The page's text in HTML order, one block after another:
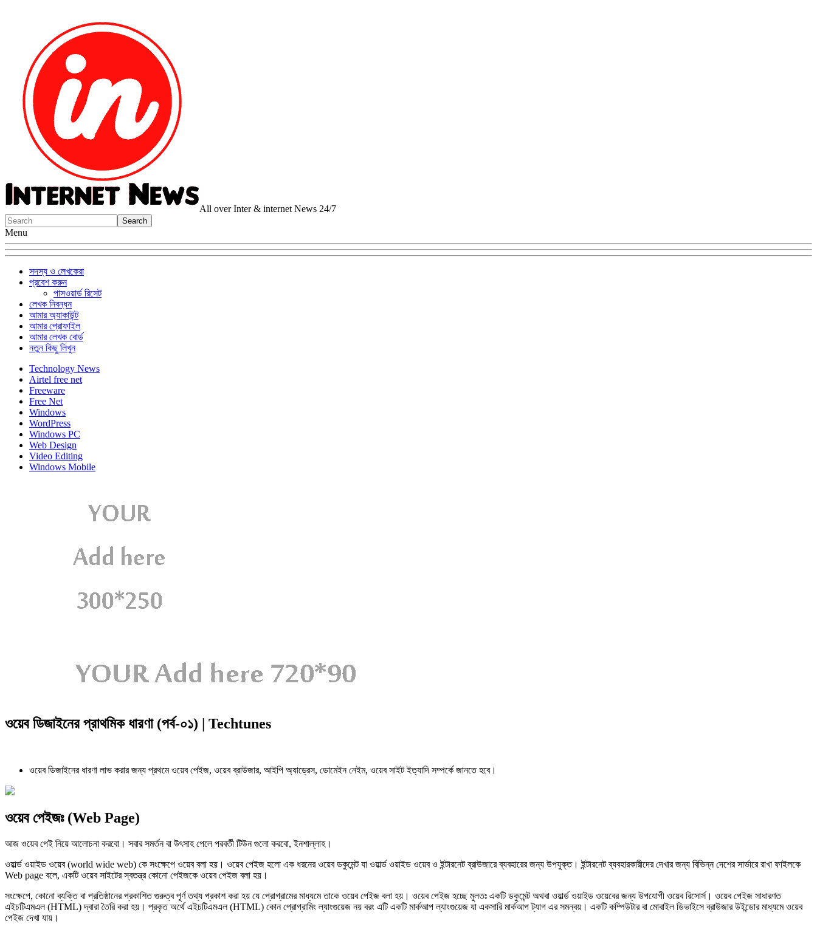
All over Inter & internet News 24/7
Menu
সদস্য ও লেখকেরা
প্রবেশ করুন
পাসওয়ার্ড রিসেট
লেখক নিবন্ধন
আমার অ্যাকাউন্ট
আমার প্রোফাইল
আমার লেখক বোর্ড
নতুন কিছু লিখুন
Technology News
Airtel free net
Freeware
Free Net
Windows
WordPress
Windows PC
Web Design
Video Editing
Windows Mobile
ওয়েব ডিজাইনের প্রাথমিক ধারণা (পর্ব-০১) | Techtunes
ওয়েব ডিজাইনের ধারণা লাভ করার জন্য প্রথমে ওয়েব পেইজ, ওয়েব ব্রাউজার, আইপি অ্যাড্রেস, ডোমেইন নেইম, ওয়েব সাইট ইত্যাদি সম্পর্কে জানতে হবে।
ওয়েব পেইজঃ (Web Page)
আজ ওয়েব পেই নিয়ে আলোচনা করবো। সবার সমর্তন বা উৎসাহ পেলে পরবর্তী টিউন গুলো করবো, ইনশাল্লাহ।
ওয়ার্ল্ড ওয়াইড ওয়েব (world wide web) কে সংক্ষেপে ওয়েব বলা হয়। ওয়েব পেইজ হলো এক ধরনের ওয়েব ডকুমেন্ট যা ওয়ার্ল্ড ওয়াইড ওয়েব ও ইন্টারনেট ব্রাউজারে ব্যবহারের জন্য উপযুক্ত। ইন্টারনেট ব্যবহারকারীদের দেখার জন্য বিভিন্ন দেশের সার্ভারে রাখা ফাইলকে
Web page বলে, একটি ওয়েব সাইটের স্বতন্ত্র কোনো পেইজকে ওয়েব পেইজ বলা হয়।
সংক্ষেপে, কোনো ব্যক্তি বা প্রতিষ্ঠানের প্রকাশিত গুরুত্ব পূর্ণ তথ্য প্রকাশ করা হয় যে প্রোগ্রামের মাধ্যমে তাকে ওয়েব পেইজ বলা হয়। ওয়েব পেইজ হচ্ছে মুলতঃ একটি ডকুমেন্ট অথবা ওয়ার্ল্ড ওয়াইড ওয়েবের জন্য উপযোগী ওয়েব রিসোর্স। ওয়েব পেইজ সাধারণত
এইচটিএমএল (HTML) দ্বারা তৈরি করা হয়। প্রকৃত অর্থে এইচটিএমএল (HTML) কোন প্রোগ্রামিং ল্যাংগুয়েজ নয় বরং এটি একটি মার্কআপ ল্যাংগুয়েজ যা একসারি মার্কআপ ট্যাগ এর সমন্বয়। একটি কম্পিউটার বা মোবাইল ডিভাইসে ব্রাউজার উইন্ডোর মাধ্যমে ওয়েব
পেইজ দেখা যায়।